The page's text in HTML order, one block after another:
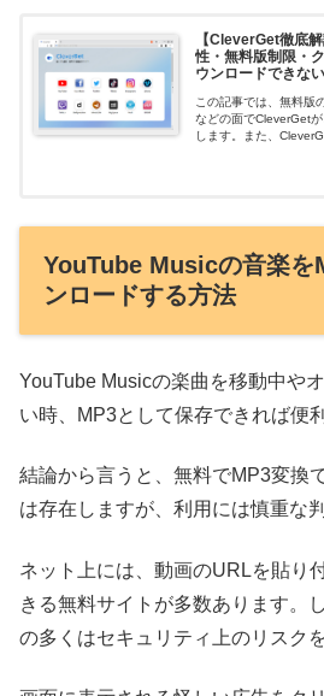
【CleverGet徹底
性・無料版制限・
ウンロードできな
この記事では、無料版
などの面でCleverGet
します。また、
YouTube Musicの音楽を
ンロードする方法
YouTube Musicの楽曲を移動中や
い時、MP3として保存できれば便
結論から言うと、無料でMP3変換
は存在しますが、利用には慎重な
ネット上には、動画のURLを貼り
きる無料サイトが多数あります。
の多くはセキュリティ上のリスク